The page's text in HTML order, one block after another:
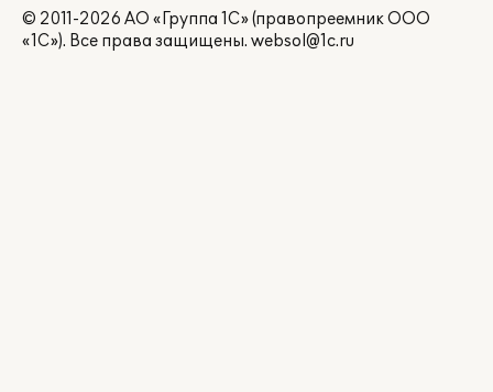
© 2011-2026 АО «Группа 1С» (правопреемник ООО
«1С»). Все права защищены. websol@1c.ru